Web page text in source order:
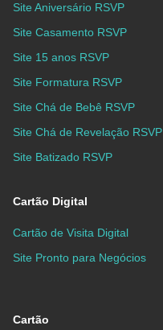
Site Aniversário RSVP
Site Casamento RSVP
Site 15 anos RSVP
Site Formatura RSVP
Site Chá de Bebê RSVP
Site Chá de Revelação RSVP
Site Batizado RSVP
Cartão Digital
Cartão de Visita Digital
Site Pronto para Negócios
Cartão